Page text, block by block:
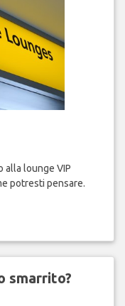
alla lounge VIP
potresti pensare.
smarrito?